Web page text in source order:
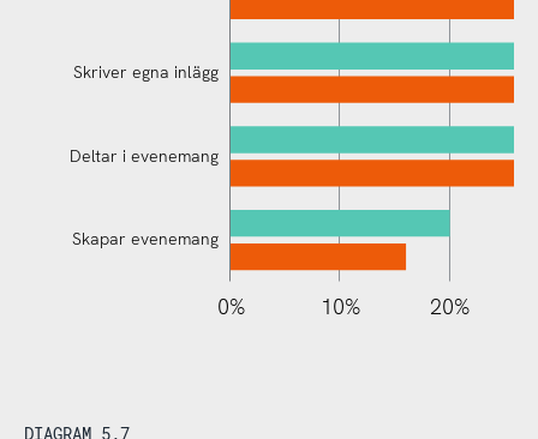
Skriver egna inlägg
Deltar i evenemang
Skapar evenemang
-20% 20%
10%
0%
-10%
110%
DIAGRAM 5.7